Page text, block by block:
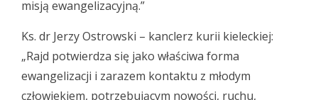
misją ewangelizacyjną.”
Ks. dr Jerzy Ostrowski – kanclerz kurii kieleckiej:
„Rajd potwierdza się jako właściwa forma
ewangelizacji i zarazem kontaktu z młodym
człowiekiem, potrzebującym nowości, ruchu,